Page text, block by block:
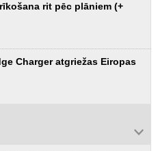
rit pēc plāniem (+
Charger atgriežas Eiropas